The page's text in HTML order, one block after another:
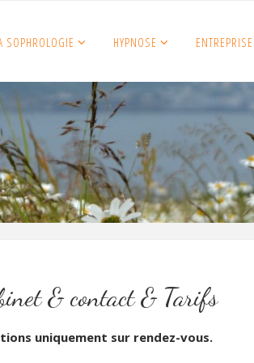
SOPHROLOGIE HYPNOSE
& contact & Tarifs
uniquement sur rendez-vous.